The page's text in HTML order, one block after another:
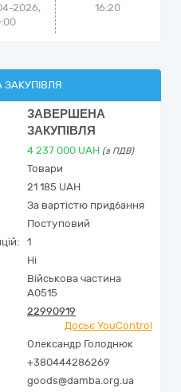
2026,
16:20
ЗАВЕРШЕНА
ЗАКУПІВЛЯ
4 237 000 UAH (з ПДВ)
Товари
21 185 UAH
За вартістю придбання
Поступовий
1
Ні
Військова частина
А0515
22990919
Досьє YouControl
Олександр Голоднюк
+380444286269
goods@damba.org.ua